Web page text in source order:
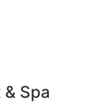
Spa